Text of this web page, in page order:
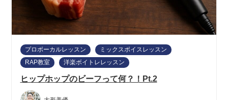
プロボーカルレッスン
ミックスボイスレッスン
RAP教室
洋楽ボイトレレッスン
ヒップホップのビーフって何？！Pt.2